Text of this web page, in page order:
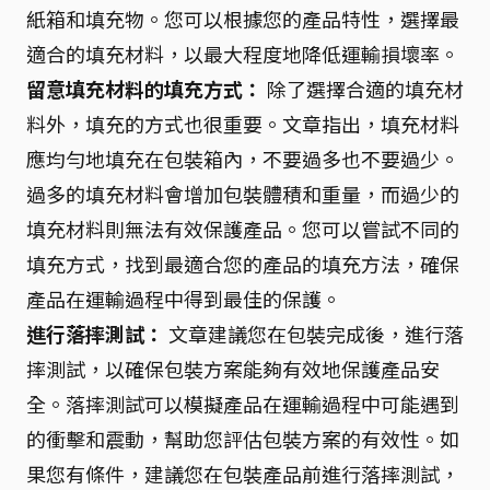
紙箱和填充物。您可以根據您的產品特性，選擇最
適合的填充材料，以最大程度地降低運輸損壞率。
留意填充材料的填充方式： 除了選擇合適的填充材
料外，填充的方式也很重要。文章指出，填充材料
應均勻地填充在包裝箱內，不要過多也不要過少。
過多的填充材料會增加包裝體積和重量，而過少的
填充材料則無法有效保護產品。您可以嘗試不同的
填充方式，找到最適合您的產品的填充方法，確保
產品在運輸過程中得到最佳的保護。
進行落摔測試： 文章建議您在包裝完成後，進行落
摔測試，以確保包裝方案能夠有效地保護產品安
全。落摔測試可以模擬產品在運輸過程中可能遇到
的衝擊和震動，幫助您評估包裝方案的有效性。如
果您有條件，建議您在包裝產品前進行落摔測試，